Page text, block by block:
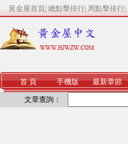
黃金屋首頁 總點擊排行 周點擊排行
首 頁 手機版 最新章節
文章查詢：